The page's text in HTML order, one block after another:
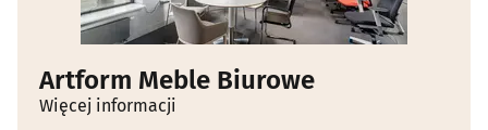
Artform Meble Biurowe
Więcej informacji